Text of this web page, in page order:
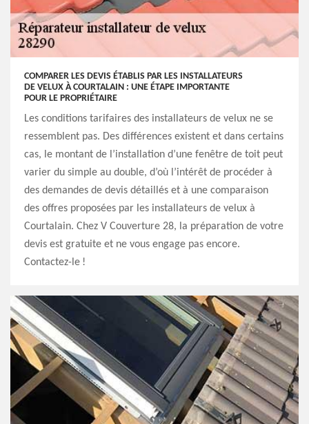
COMPARER LES DEVIS ÉTABLIS PAR LES INSTALLATEURS
DE VELUX À COURTALAIN : UNE ÉTAPE IMPORTANTE
POUR LE PROPRIÉTAIRE
Les conditions tarifaires des installateurs de velux ne se
ressemblent pas. Des différences existent et dans certains
cas, le montant de l’installation d’une fenêtre de toit peut
varier du simple au double, d’où l’intérêt de procéder à
des demandes de devis détaillés et à une comparaison
des offres proposées par les installateurs de velux à
Courtalain. Chez V Couverture 28, la préparation de votre
devis est gratuite et ne vous engage pas encore.
Contactez-le !